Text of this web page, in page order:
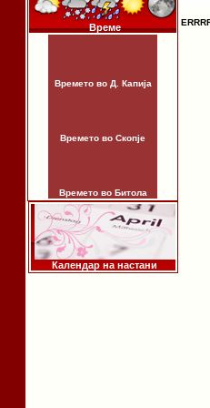
Време
Времето во Д. Капија
Времето во Скопје
Времето во Битола
Календар на настани